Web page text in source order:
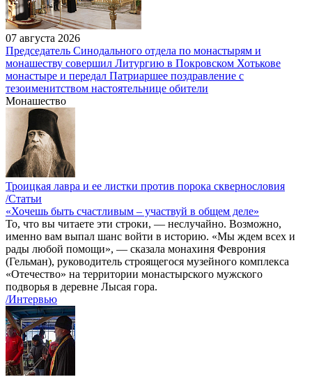
07 августа 2026
Председатель Синодального отдела по монастырям и
монашеству совершил Литургию в Покровском Хотькове
монастыре и передал Патриаршее поздравление с
тезоименитством настоятельнице обители
Монашество
Троицкая лавра и ее листки против порока сквернословия
/Статьи
«Хочешь быть счастливым – участвуй в общем деле»
То, что вы читаете эти строки, — неслучайно. Возможно,
именно вам выпал шанс войти в историю. «Мы ждем всех и
рады любой помощи», — сказала монахиня Феврония
(Гельман), руководитель строящегося музейного комплекса
«Отечество» на территории монастырского мужского
подворья в деревне Лысая гора.
/Интервью